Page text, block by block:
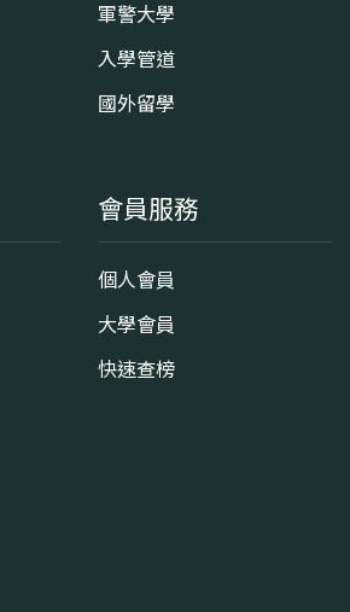
軍警大學
入學管道
國外留學
會員服務
個人會員
大學會員
快速查榜